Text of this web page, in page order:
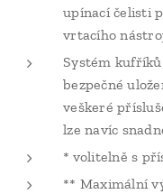
upínací čelisti
vrtacího
Systém
bezpečné
veškeré
lze navíc
* volitelně s
** Maximální